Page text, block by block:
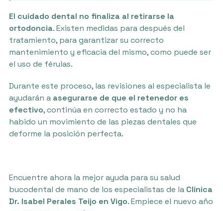
El cuidado dental no finaliza al retirarse la
ortodoncia. Existen medidas para después del
tratamiento, para garantizar su correcto
mantenimiento y eficacia del mismo, como puede ser
el uso de férulas.
Durante este proceso, las revisiones al especialista le
ayudarán a asegurarse de que el retenedor es
efectivo, continúa en correcto estado y no ha
habido un movimiento de las piezas dentales que
deforme la posición perfecta.
Encuentre ahora la mejor ayuda para su salud
bucodental de mano de los especialistas de la Clínica
Dr. Isabel Perales Teijo en Vigo. Empiece el nuevo año